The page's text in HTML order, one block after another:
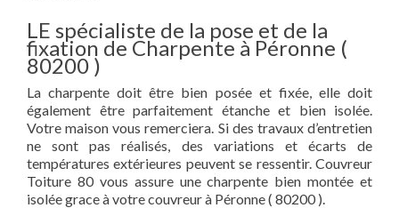
LE spécialiste de la pose et de la
fixation de Charpente à Péronne (
80200 )
La charpente doit être bien posée et fixée, elle doit
également être parfaitement étanche et bien isolée.
Votre maison vous remerciera. Si des travaux d’entretien
ne sont pas réalisés, des variations et écarts de
températures extérieures peuvent se ressentir. Couvreur
Toiture 80 vous assure une charpente bien montée et
isolée grace à votre couvreur à Péronne ( 80200 ).